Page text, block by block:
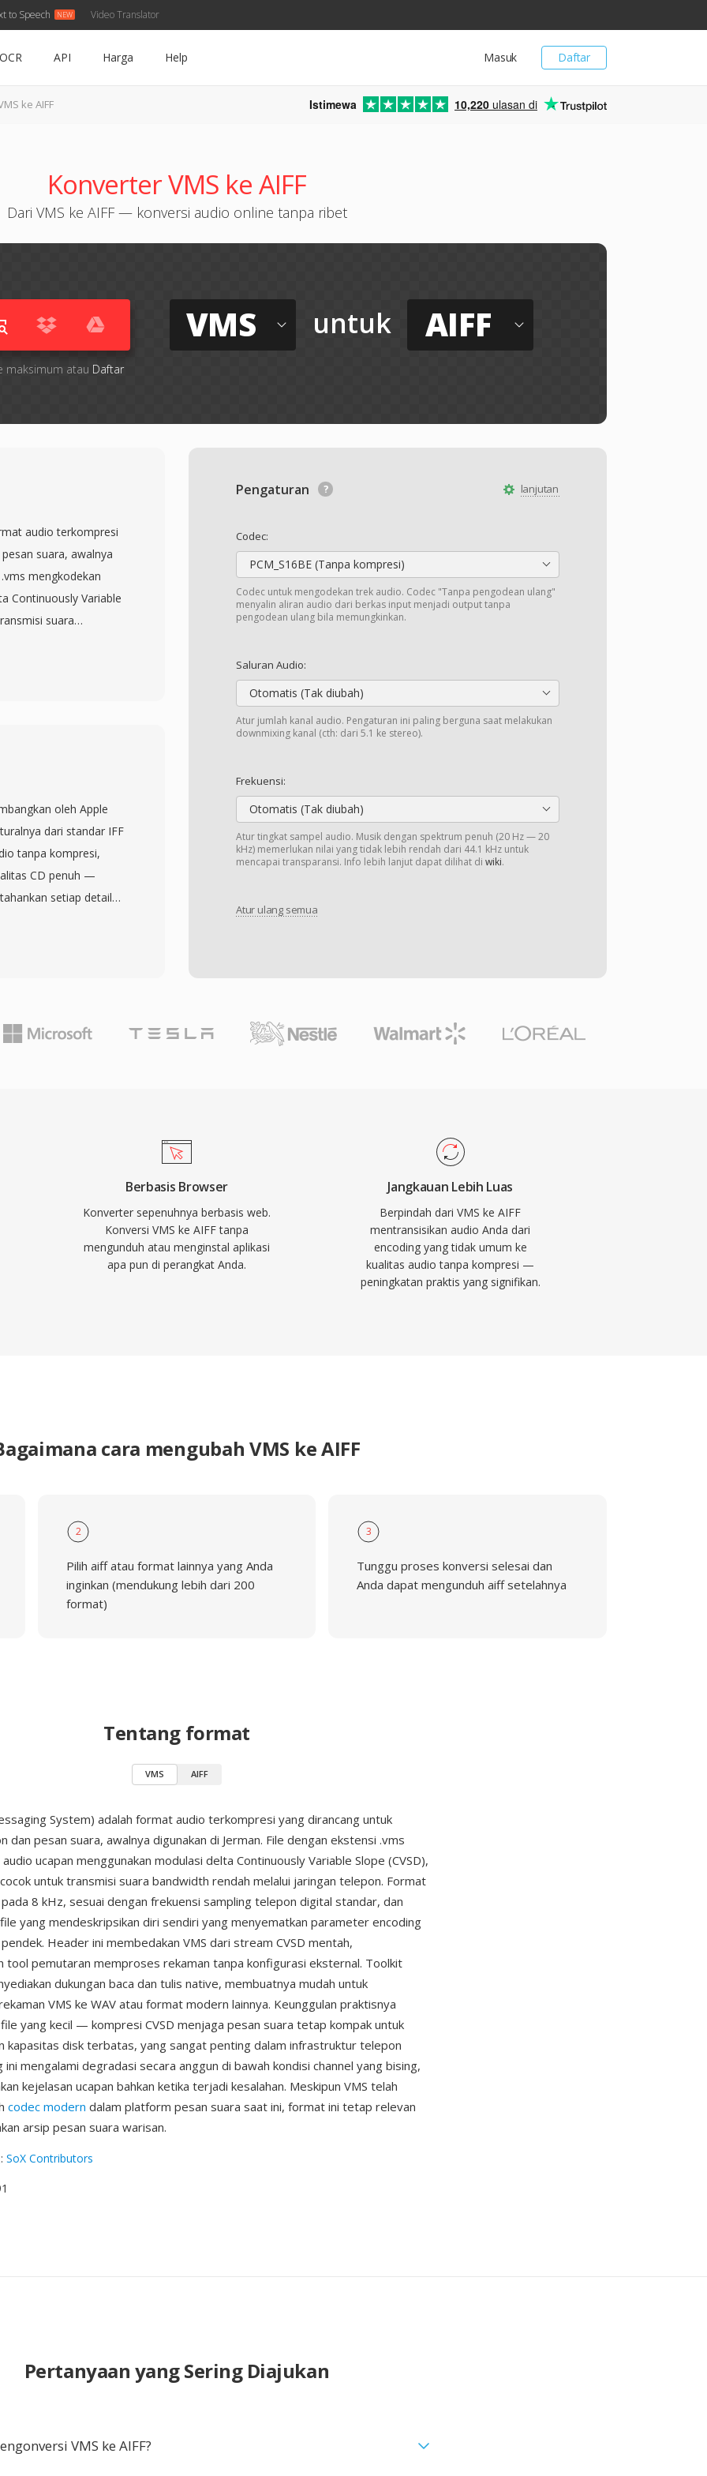
to Speech Video Translator
Daftar
Masuk
OCR API Harga Help
ke AIFF Istimewa 10,220 ulasan di
Konverter VMS ke AIFF
Dari VMS ke AIFF — konversi audio online tanpa ribet
maksimum atau Daftar
VMS untuk AIFF
lanjutan
Pengaturan
Codec:
PCM_S16BE (Tanpa kompresi)
Codec untuk mengodekan trek audio. Codec "Tanpa pengodean ulang"
menyalin aliran audio dari berkas input menjadi output tanpa
pengodean ulang bila memungkinkan.
Saluran Audio:
Otomatis (Tak diubah)
Atur jumlah kanal audio. Pengaturan ini paling berguna saat melakukan
downmixing kanal (cth: dari 5.1 ke stereo).
Frekuensi:
Otomatis (Tak diubah)
Atur tingkat sampel audio. Musik dengan spektrum penuh (20 Hz — 20
kHz) memerlukan nilai yang tidak lebih rendah dari 44.1 kHz untuk
mencapai transparansi. Info lebih lanjut dapat dilihat di wiki.
Atur ulang semua
audio terkompresi
suara, awalnya
mengkodekan
Continuously Variable
suara
ini beroperasi
dukungan
lainnya. Keunggulan
CVSD
dengan
dalam infrastruktur
secara anggun di
kejelasan
oleh Apple
dari standar IFF
tanpa kompresi,
CD penuh —
setiap detail
ini mengorganisasi
adalah nol
penyimpanan
berbagai sample
alur kerja
CD. Bagi siapa
di atas efisiensi
dapat diandalkan di
Berbasis Browser
Konverter sepenuhnya berbasis web.
Konversi VMS ke AIFF tanpa
mengunduh atau menginstal aplikasi
apa pun di perangkat Anda.
Jangkauan Lebih Luas
Berpindah dari VMS ke AIFF
mentransisikan audio Anda dari
encoding yang tidak umum ke
kualitas audio tanpa kompresi —
peningkatan praktis yang signifikan.
cara mengubah VMS ke AIFF
2
Pilih aiff atau format lainnya yang Anda
inginkan (mendukung lebih dari 200
format)
3
Tunggu proses konversi selesai dan
Anda dapat mengunduh aiff setelahnya
Tentang format
VMS AIFF
System) adalah format audio terkompresi yang dirancang untuk
dan pesan suara, awalnya digunakan di Jerman. File dengan ekstensi .vms
ucapan menggunakan modulasi delta Continuously Variable Slope (CVSD),
untuk transmisi suara bandwidth rendah melalui jaringan telepon. Format
8 kHz, sesuai dengan frekuensi sampling telepon digital standar, dan
yang mendeskripsikan diri sendiri yang menyematkan parameter encoding
Header ini membedakan VMS dari stream CVSD mentah,
tool pemutaran memproses rekaman tanpa konfigurasi eksternal. Toolkit
dukungan baca dan tulis native, membuatnya mudah untuk
VMS ke WAV atau format modern lainnya. Keunggulan praktisnya
yang kecil — kompresi CVSD menjaga pesan suara tetap kompak untuk
kapasitas disk terbatas, yang sangat penting dalam infrastruktur telepon
ini mengalami degradasi secara anggun di bawah kondisi channel yang bising,
kejelasan ucapan bahkan ketika terjadi kesalahan. Meskipun VMS telah
codec modern dalam platform pesan suara saat ini, format ini tetap relevan
arsip pesan suara warisan.
: SoX Contributors
Pertanyaan yang Sering Diajukan
VMS ke AIFF?